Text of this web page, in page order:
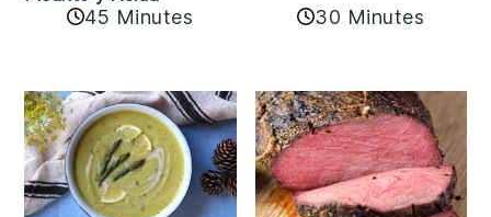
45 Minutes 30 Minutes